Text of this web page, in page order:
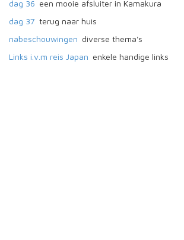
dag 36 een mooie afsluiter in Kamakura
dag 37 terug naar huis
nabeschouwingen diverse thema's
Links i.v.m reis Japan enkele handige links